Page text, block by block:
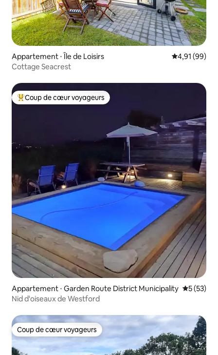
Appartement ⋅ Île de Loisirs Évaluation
4,91 (99)
Cottage Seacrest
Coups de cœur voyageurs les plus appréciés
Coup de cœur voyageurs
Appartement ⋅ Garden Route District Municipality
5 (53)
Nid d'oiseaux de Westford
Coup de cœur voyageurs
Coup de cœur voyageurs